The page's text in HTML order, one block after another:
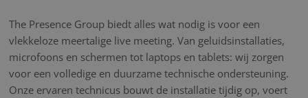
The Presence Group biedt alles wat nodig is voor een
vlekkeloze meertalige live meeting. Van geluidsinstallaties,
microfoons en schermen tot laptops en tablets: wij zorgen
voor een volledige en duurzame technische ondersteuning.
Onze ervaren technicus bouwt de installatie tijdig op, voert